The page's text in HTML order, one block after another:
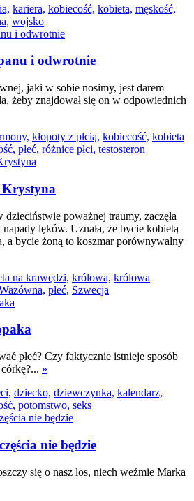
kariera, kobiecość, kobieta, męskość,
wojsko
i odwrotnie
jaki w sobie nosimy, jest darem
żeby znajdował się on w odpowiednich
kłopoty z płcią, kobiecość, kobieta
płeć, różnice płci, testosteron
Krystyna
dzieciństwie poważnej traumy, zaczęła
lęków. Uznała, że bycie kobietą
a bycie żoną to koszmar porównywalny
na krawędzi, królowa, królowa
płeć, Szwecja
płeć? Czy faktycznie istnieje sposób
»
dziecko, dziewczynka, kalendarz,
potomstwo, seks
nie będzie
się o nasz los, niech weźmie Marka